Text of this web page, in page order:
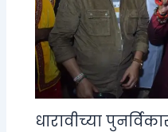
धारावीच्या